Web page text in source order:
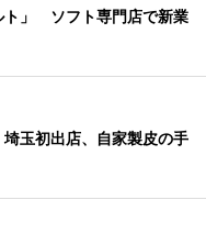
ト」 ソフト専門店で新業
玉初出店、自家製皮の手